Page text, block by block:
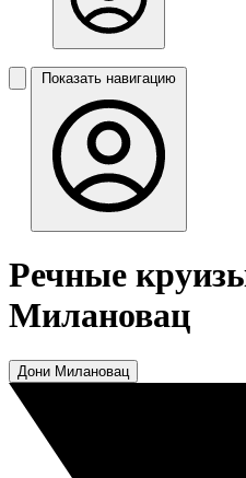
Показать навигацию
Речные
Милановац
Дони Милановац